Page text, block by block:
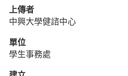
上傳者
中興大學健諮中心
單位
學生事務處